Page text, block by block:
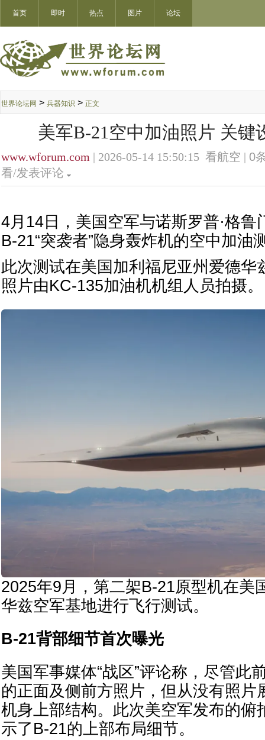
首页 即时 热点 图片 论坛
世界论坛网 > 兵器知识 > 正文
美军B-21空中加油照片 关键
www.wforum.com | 2026-05-14 15:50:15 看航空 | 0
看/发表评论
4月14日，美国空军与诺斯罗普·格鲁
B-21“突袭者”隐身轰炸机的空中加油
此次测试在美国加利福尼亚州爱德华
照片由KC-135加油机机组人员拍摄。
2025年9月，第二架B-21原型机在美
华兹空军基地进行飞行测试。
B-21背部细节首次曝光
美国军事媒体“战区”评论称，尽管此
的正面及侧前方照片，但从没有照片
机身上部结构。此次美空军发布的俯
示了B-21的上部布局细节。